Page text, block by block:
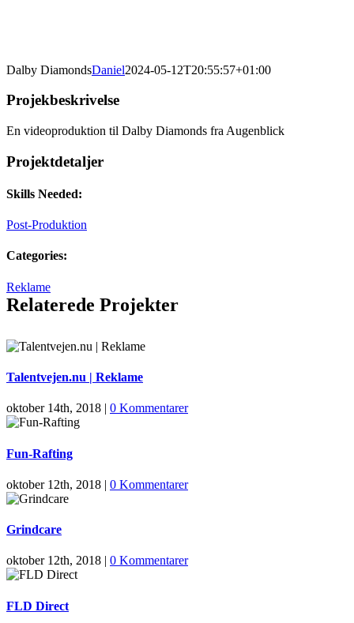
Dalby DiamondsDaniel2024-05-12T20:55:57+01:00
Projekbeskrivelse
En videoproduktion til Dalby Diamonds fra Augenblick
Projektdetaljer
Skills Needed:
Post-Produktion
Categories:
Reklame
Relaterede Projekter
Talentvejen.nu | Reklame
oktober 14th, 2018 | 0 Kommentarer
Fun-Rafting
oktober 12th, 2018 | 0 Kommentarer
Grindcare
oktober 12th, 2018 | 0 Kommentarer
FLD Direct